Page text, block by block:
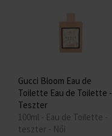
Gucci Bloom Eau de
Toilette Eau de Toilette -
Teszter
100ml - Eau de Toilette -
teszter - Női